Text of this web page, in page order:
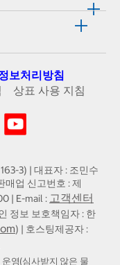
보처리방침
상표 사용 지침
3) | 대표자 : 조민수
매업 신고번호 : 제
| E-mail : 고객센터
정보 보호책임자 : 한
) | 호스팅제공자 :
영(심사받지 않은 물